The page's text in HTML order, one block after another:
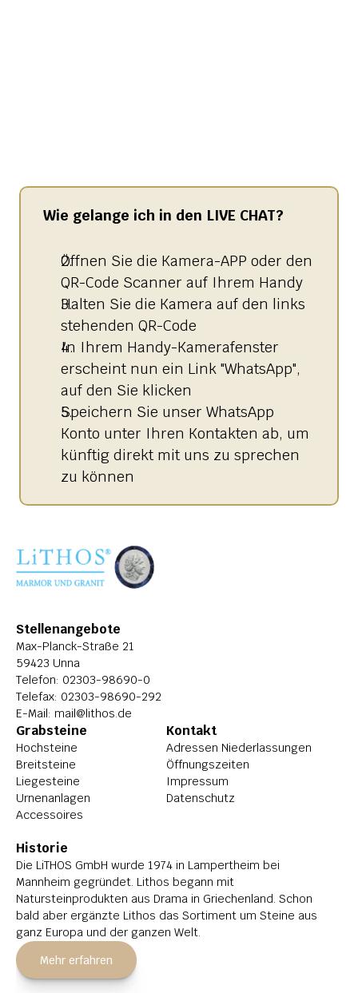
Wie gelange ich in den LIVE CHAT?
Öffnen Sie die Kamera-APP oder den
QR-Code Scanner auf Ihrem Handy
Halten Sie die Kamera auf den links
stehenden QR-Code
In Ihrem Handy-Kamerafenster
erscheint nun ein Link "WhatsApp",
auf den Sie klicken
Speichern Sie unser WhatsApp
Konto unter Ihren Kontakten ab, um
künftig direkt mit uns zu sprechen
zu können
Stellenangebote
Max-Planck-Straße 21
59423 Unna
Telefon: 02303-98690-0
Telefax: 02303-98690-292
E-Mail: mail@lithos.de
Grabsteine
Hochsteine
Breitsteine
Liegesteine
Urnenanlagen
Accessoires
Kontakt
Adressen Niederlassungen
Öffnungszeiten
Impressum
Datenschutz
Historie
Die LiTHOS GmbH wurde 1974 in Lampertheim bei
Mannheim gegründet. Lithos begann mit
Natursteinprodukten aus Drama in Griechenland. Schon
bald aber ergänzte Lithos das Sortiment um Steine aus
ganz Europa und der ganzen Welt.
Mehr erfahren